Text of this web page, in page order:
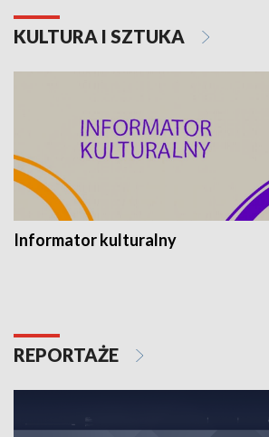
KULTURA I SZTUKA
Informator kulturalny
REPORTAŻE